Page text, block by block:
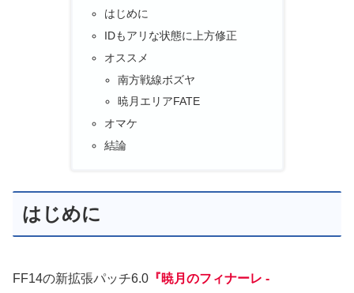
はじめに
IDもアリな状態に上方修正
オススメ
南方戦線ボズヤ
暁月エリアFATE
オマケ
結論
はじめに
FF14の新拡張パッチ6.0 『暁月のフィナーレ -